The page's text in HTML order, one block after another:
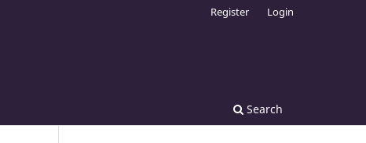
Search
Register Login